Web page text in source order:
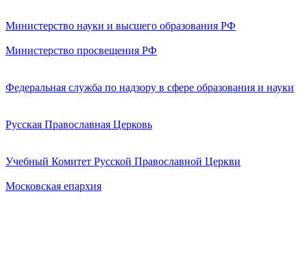
Министерство науки и высшего образования РФ
Министерство просвещения РФ
Федеральная служба по надзору в сфере образования и науки
Русская Православная Церковь
Учебный Комитет Русской Православной Церкви
Московская епархия